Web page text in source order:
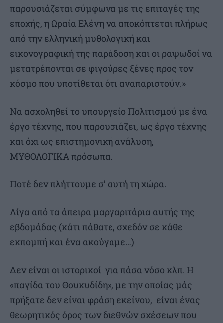
παρουσιάζεται σύμφωνα με τις επιταγές της
εποχής, η Ωραία Ελένη να αποκόπτεται πλήρως
από την ελληνική μυθολογική και
εικονογραφική της παράδοση και οι ραψωδοί να
μετατρέπονται σε φιγούρες ξένες προς τον
κόσμο που υποτίθεται ότι αναπαριστούν.»
Να ασχοληθεί το υπουργείο Πολιτισμού με ένα
έργο τέχνης, που παρουσιάζει, ως έργο τέχνης
και όχι ως επιστημονική ανάλυση,
ΜΥΘΟΛΟΓΙΚΑ πρόσωπα.
Ποτέ δεν πλήττουμε σ’ αυτή τη χώρα.
Λίγα από τα άπειρα μαργαριτάρια αυτής της
εβδομάδας (κάτι πάθατε, σχεδόν σε κάθε
εκπομπή και ένα ακούγαμε…)
Δεν είναι οι ιστορικοί για πάσα νόσο κλπ. Η
«παγίδα του Θουκυδίδη», με την οποίας μάς
πρήξατε δεν είναι φράση εκείνου, είναι ένας
θεωρητικός όρος των διεθνών σχέσεων που